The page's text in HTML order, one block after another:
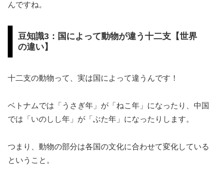
んですね。
豆知識3：国によって動物が違う十二支【世界
の違い】
十二支の動物って、実は国によって違うんです！
ベトナムでは「うさぎ年」が「ねこ年」になったり、中国
では「いのしし年」が「ぶた年」になったりします。
つまり、動物の部分は各国の文化に合わせて変化している
ということ。